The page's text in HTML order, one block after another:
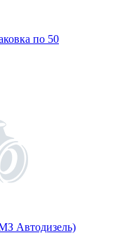
по 50
Автодизель)